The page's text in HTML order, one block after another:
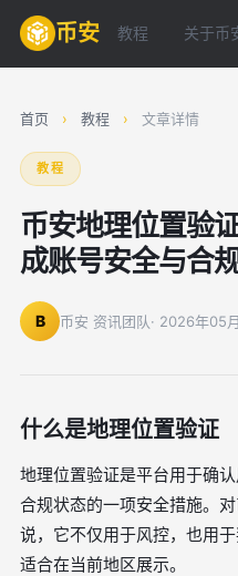
币安 教程 关于币
首页 › 教程 › 文章详情
教程
币安地理位置验
成账号安全与合
B 币安 资讯团队· 2026年05
什么是地理位置验证
地理位置验证是平台用于确
合规状态的一项安全措施。
说，它不仅用于风控，也用
适合在当前地区展示。